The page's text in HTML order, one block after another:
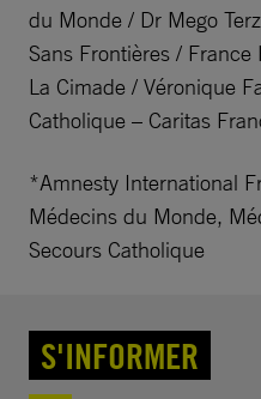
du Monde / Dr Mego
Sans Frontières /
La Cimade / Véronique
Catholique – Caritas
*Amnesty International
Médecins du Monde,
Secours Catholique
S'INFORMER